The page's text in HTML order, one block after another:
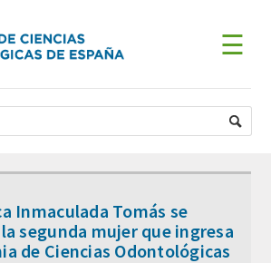
☰
Inmaculada Tomás se
segunda mujer que ingresa
de Ciencias Odontológicas